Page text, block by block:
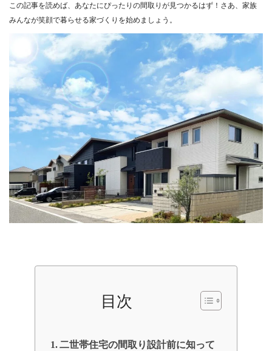
この記事を読めば、あなたにぴったりの間取りが見つかるはず！さあ、家族
みんなが笑顔で暮らせる家づくりを始めましょう。
目次
二世帯住宅の間取り設計前に知って